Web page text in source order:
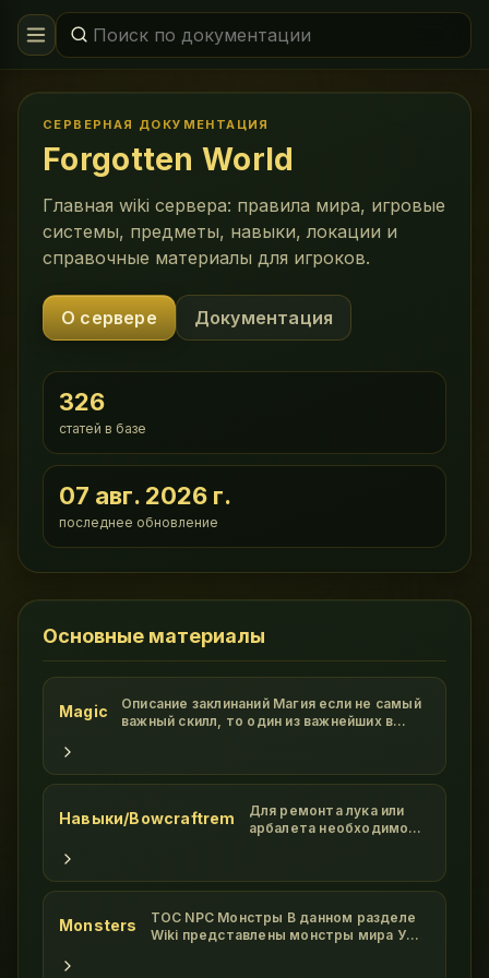
СЕРВЕРНАЯ ДОКУМЕНТАЦИЯ
Forgotten World
Главная wiki сервера: правила мира, игровые
системы, предметы, навыки, локации и
справочные материалы для игроков.
О сервере Документация
326
статей в базе
07 авг. 2026 г.
последнее обновление
Основные материалы
Magic
Описание заклинаний Магия если не самый
важный скилл, то один из важнейших в
гора забот упадет с ваших плеч! Все
делятся на 8 кругов, в каждом круг
Навыки/Bowcraftrem
Для ремонта лука или
арбалета необходимо
руки даггер и таргетом
арбалет. Ресурсы с пака
исчезнут,общая
Monsters
TOC NPC Монстры В данном разделе
Wiki представлены монстры мира УО,